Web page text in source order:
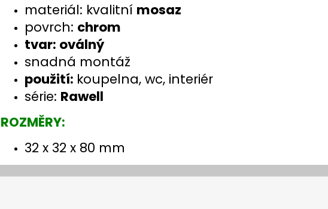
materiál: kvalitní mosaz
povrch: chrom
tvar: oválný
snadná montáž
použití: koupelna, wc, interiér
série: Rawell
ROZMĚRY:
32 x 32 x 80 mm